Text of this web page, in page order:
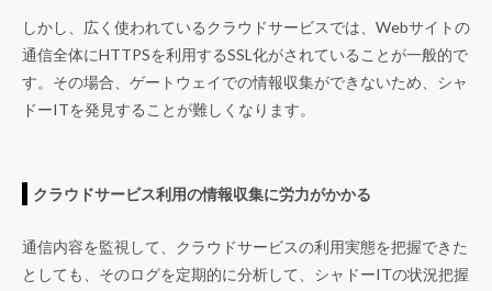
しかし、広く使われているクラウドサービスでは、Webサイトの
通信全体にHTTPSを利用するSSL化がされていることが一般的で
す。その場合、ゲートウェイでの情報収集ができないため、シャ
ドーITを発見することが難しくなります。
クラウドサービス利用の情報収集に労力がかかる
通信内容を監視して、クラウドサービスの利用実態を把握できた
としても、そのログを定期的に分析して、シャドーITの状況把握